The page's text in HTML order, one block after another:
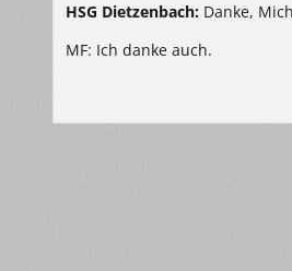
HSG Dietzenbach: Danke,
MF: Ich danke auch.